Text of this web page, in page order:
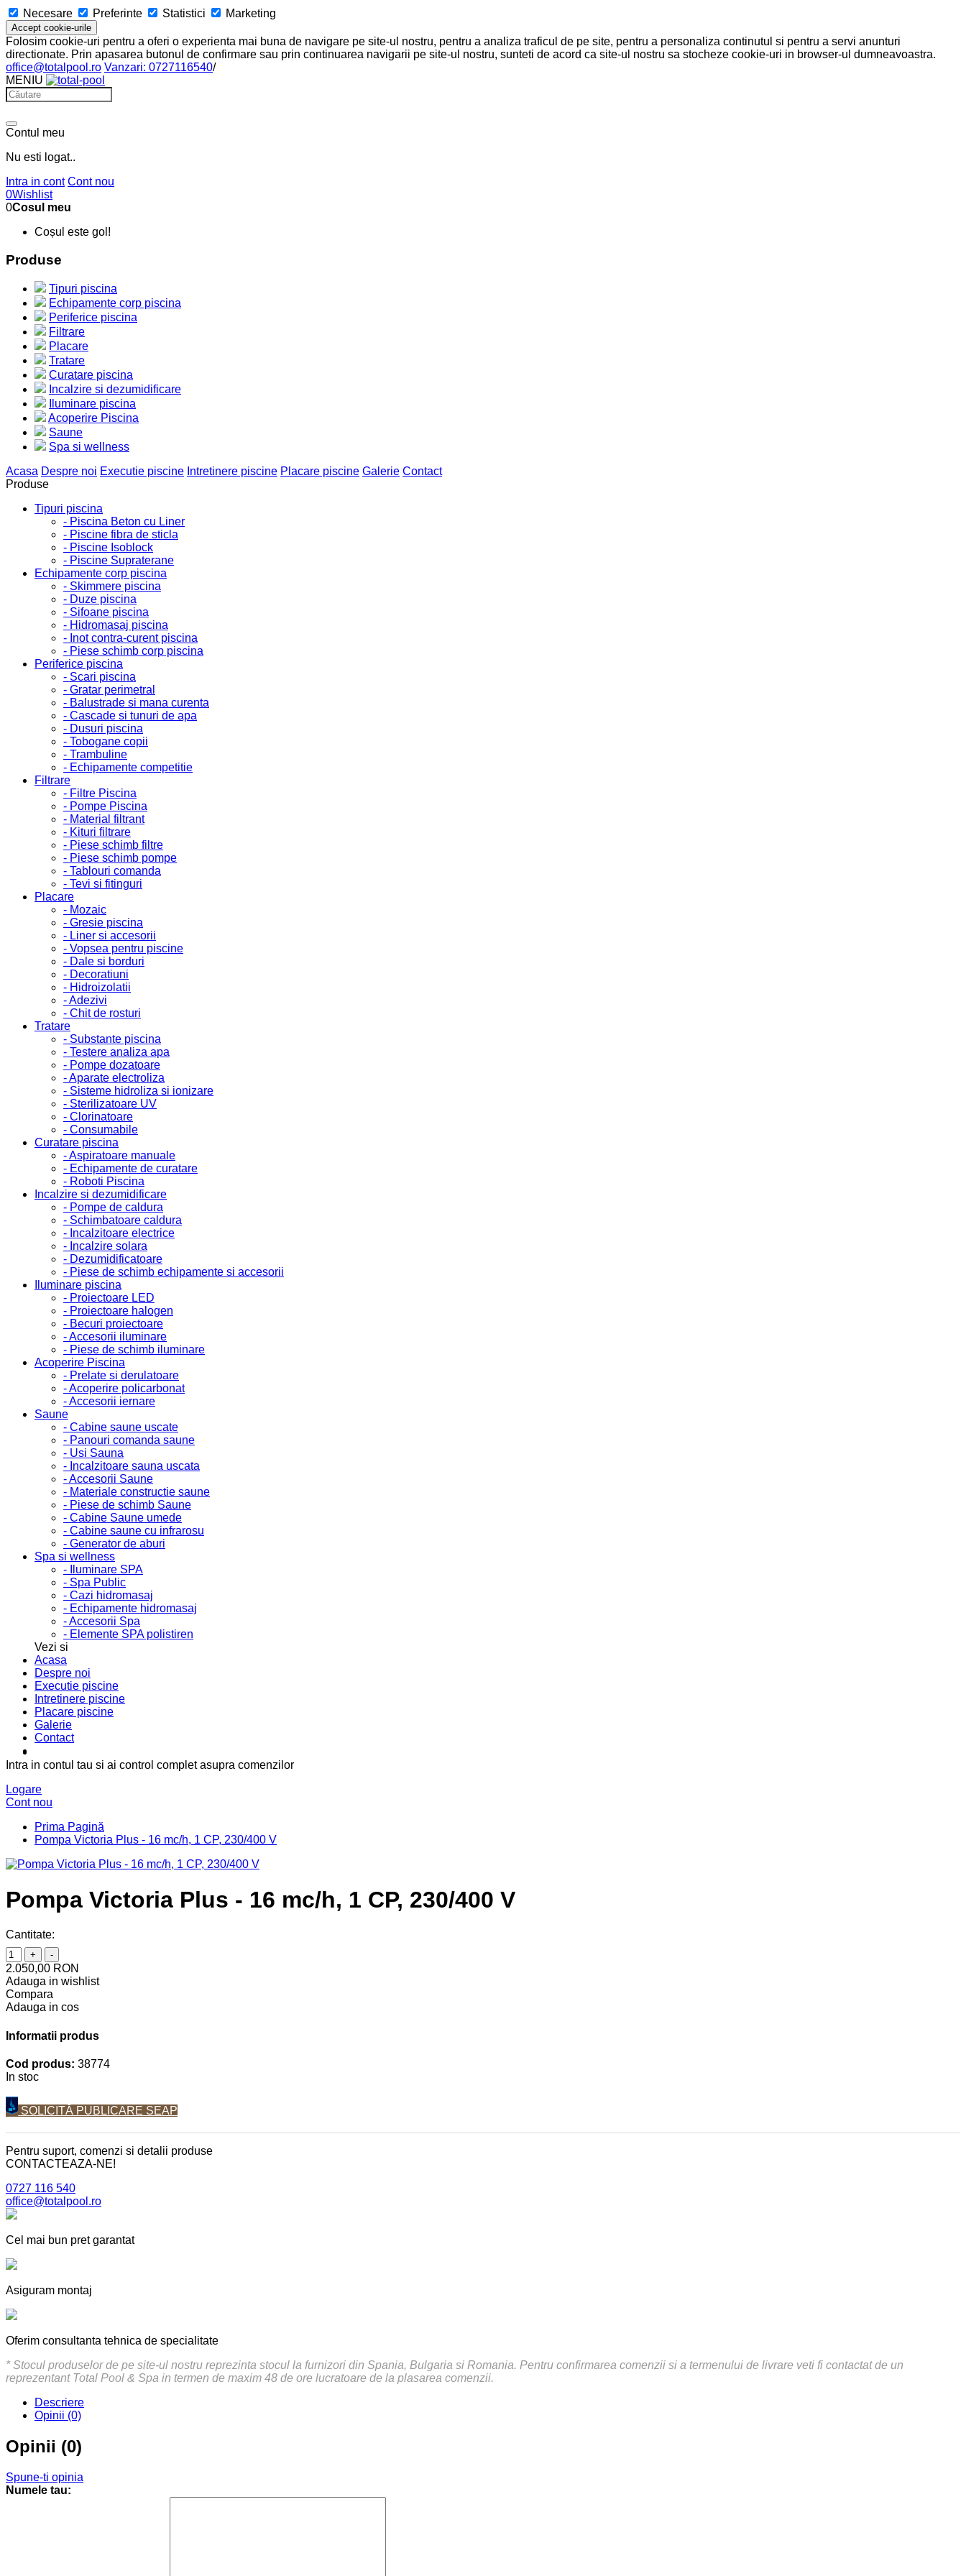
Necesare Preferinte Statistici Marketing
Accept cookie-urile
Folosim cookie-uri pentru a oferi o experienta mai buna de navigare pe site-ul nostru, pentru a analiza traficul de pe site, pentru a personaliza continutul si pentru a servi anunturi
directionate. Prin apasarea butonul de confirmare sau prin continuarea navigarii pe site-ul nostru, sunteti de acord ca site-ul nostru sa stocheze cookie-uri in browser-ul dumneavoastra.
office@totalpool.ro Vanzari: 0727116540/
MENIU
Contul meu
Nu esti logat..
Intra in cont Cont nou
0Wishlist
0Cosul meu
Coșul este gol!
Produse
Tipuri piscina
Echipamente corp piscina
Periferice piscina
Filtrare
Placare
Tratare
Curatare piscina
Incalzire si dezumidificare
Iluminare piscina
Acoperire Piscina
Saune
Spa si wellness
Acasa Despre noi Executie piscine Intretinere piscine Placare piscine Galerie Contact
Produse
Tipuri piscina
- Piscina Beton cu Liner
- Piscine fibra de sticla
- Piscine Isoblock
- Piscine Supraterane
Echipamente corp piscina
- Skimmere piscina
- Duze piscina
- Sifoane piscina
- Hidromasaj piscina
- Inot contra-curent piscina
- Piese schimb corp piscina
Periferice piscina
- Scari piscina
- Gratar perimetral
- Balustrade si mana curenta
- Cascade si tunuri de apa
- Dusuri piscina
- Tobogane copii
- Trambuline
- Echipamente competitie
Filtrare
- Filtre Piscina
- Pompe Piscina
- Material filtrant
- Kituri filtrare
- Piese schimb filtre
- Piese schimb pompe
- Tablouri comanda
- Tevi si fitinguri
Placare
- Mozaic
- Gresie piscina
- Liner si accesorii
- Vopsea pentru piscine
- Dale si borduri
- Decoratiuni
- Hidroizolatii
- Adezivi
- Chit de rosturi
Tratare
- Substante piscina
- Testere analiza apa
- Pompe dozatoare
- Aparate electroliza
- Sisteme hidroliza si ionizare
- Sterilizatoare UV
- Clorinatoare
- Consumabile
Curatare piscina
- Aspiratoare manuale
- Echipamente de curatare
- Roboti Piscina
Incalzire si dezumidificare
- Pompe de caldura
- Schimbatoare caldura
- Incalzitoare electrice
- Incalzire solara
- Dezumidificatoare
- Piese de schimb echipamente si accesorii
Iluminare piscina
- Proiectoare LED
- Proiectoare halogen
- Becuri proiectoare
- Accesorii iluminare
- Piese de schimb iluminare
Acoperire Piscina
- Prelate si derulatoare
- Acoperire policarbonat
- Accesorii iernare
Saune
- Cabine saune uscate
- Panouri comanda saune
- Usi Sauna
- Incalzitoare sauna uscata
- Accesorii Saune
- Materiale constructie saune
- Piese de schimb Saune
- Cabine Saune umede
- Cabine saune cu infrarosu
- Generator de aburi
Spa si wellness
- Iluminare SPA
- Spa Public
- Cazi hidromasaj
- Echipamente hidromasaj
- Accesorii Spa
- Elemente SPA polistiren
Vezi si
Acasa
Despre noi
Executie piscine
Intretinere piscine
Placare piscine
Galerie
Contact
Intra in contul tau si ai control complet asupra comenzilor
Logare
Cont nou
Prima Pagină
Pompa Victoria Plus - 16 mc/h, 1 CP, 230/400 V
Pompa Victoria Plus - 16 mc/h, 1 CP, 230/400 V
Cantitate:
+ -
2.050,00 RON
Adauga in wishlist
Compara
Adauga in cos
Informatii produs
Cod produs: 38774
In stoc
SOLICITĂ PUBLICARE SEAP
Pentru suport, comenzi si detalii produse
CONTACTEAZA-NE!
0727 116 540
office@totalpool.ro
Cel mai bun pret garantat
Asiguram montaj
Oferim consultanta tehnica de specialitate
* Stocul produselor de pe site-ul nostru reprezinta stocul la furnizori din Spania, Bulgaria si Romania. Pentru confirmarea comenzii si a termenului de livrare veti fi contactat de un
reprezentant Total Pool & Spa in termen de maxim 48 de ore lucratoare de la plasarea comenzii.
Descriere
Opinii (0)
Opinii (0)
Spune-ti opinia
Numele tau: